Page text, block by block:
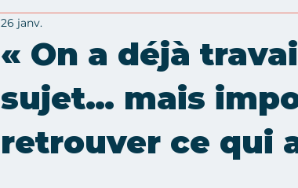
« On a déjà
sujet… mais
retrouver ce qui
26 janv.